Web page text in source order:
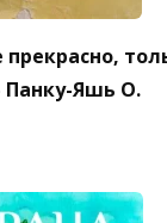
прекрасно,
Яшь О.